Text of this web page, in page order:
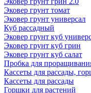
Эковер грунт томат
Эковер грунт универсал
Куб рассадный
Эковер грунт куб
Эковер грунт куб грин
Эковер грунт куб салат
Пробка для
Кассеты для рассады,
Кассеты для рассады
Горшки для растений